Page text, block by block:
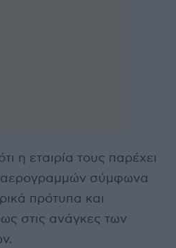
η εταιρία τους παρέχει
αερογραμμών σύμφωνα
πρότυπα και
στις ανάγκες των